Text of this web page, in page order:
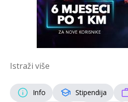
Istraži više
Info Stipendija